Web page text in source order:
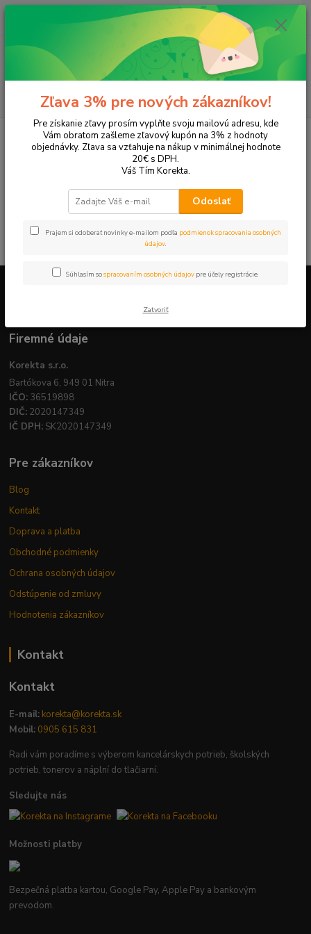
Hľadať
ks
za 0,00 EUR
Tonery a náplne do tlačiarní Hewlett Packard
HP DeskJet
DeskJet 932c
DeskJet 932c
V tejto kategórii nebol nájdený žiadny tovar.
Firemné údaje a informácie
Firemné údaje
Korekta s.r.o.
Bartókova 6, 949 01 Nitra
IČO: 36519898
DIČ: 2020147349
IČ DPH: SK2020147349
Pre zákazníkov
Blog
Kontakt
Doprava a platba
Obchodné podmienky
Ochrana osobných údajov
Odstúpenie od zmluvy
Hodnotenia zákazníkov
Kontakt
Kontakt
E-mail: korekta@korekta.sk
Mobil: 0905 615 831
Radi vám poradíme s výberom kancelárskych potrieb, školských
potrieb, tonerov a náplní do tlačiarní.
Sledujte nás
Možnosti platby
Bezpečná platba kartou, Google Pay, Apple Pay a bankovým
prevodom.
Zľava 3% pre nových zákazníkov!
Pre získanie zľavy prosím vyplňte svoju mailovú adresu, kde
Vám obratom zašleme zľavový kupón na 3% z hodnoty
objednávky. Zľava sa vzťahuje na nákup v minimálnej hodnote
20€ s DPH.
Váš Tím Korekta.
Odoslať
Prajem si odoberať novinky e-mailom podľa podmienok spracovania osobných
údajov.
Súhlasím sospracovaním osobných údajov pre účely registrácie.
Zatvoriť